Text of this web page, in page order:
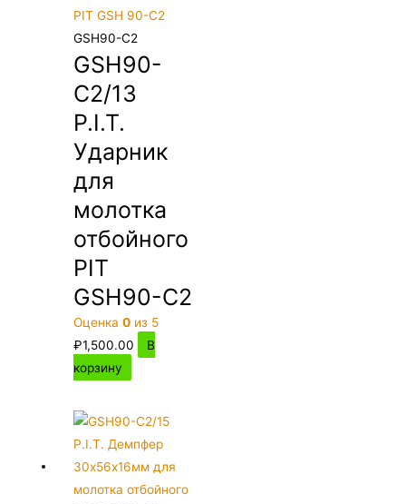
GSH90-C2
GSH90-
C2/13
P.I.T.
Ударник
для
молотка
отбойного
PIT
GSH90-C2
Оценка0 из 5
₽1,500.00
В
корзину